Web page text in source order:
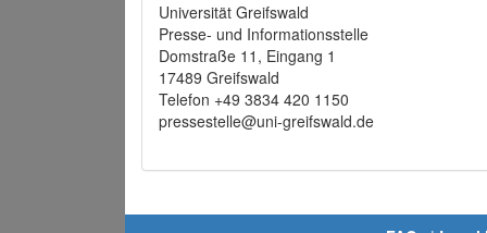
Universität Greifswald
Presse- und Informationsstelle
Domstraße 11, Eingang 1
17489 Greifswald
Telefon +49 3834 420 1150
pressestelle@uni-greifswald.de